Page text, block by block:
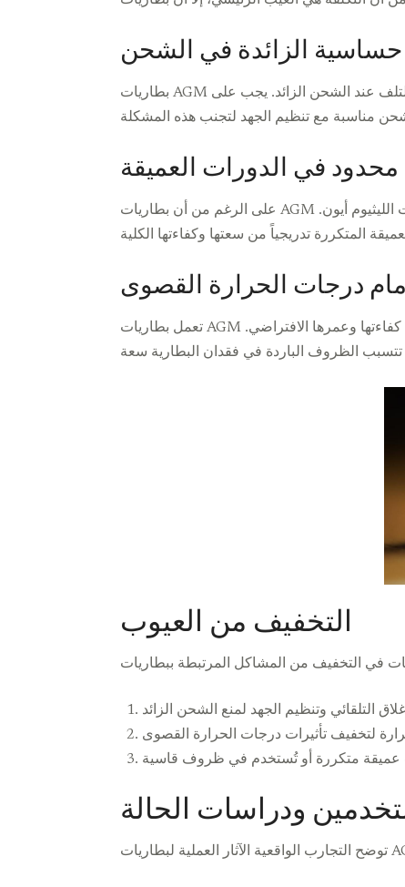
حساسية الزائدة في الشحن
بطاريات AGM حساسة للشحن الزائد، مما يمكن أن يقلل بشكل كبير من عمرها الافتراضي. بسبب تصميمها، هي أكثر عرضة للسخونة والتلف عند الشحن الزائد. يجب على
محدود في الدورات العميقة
على الرغم من أن بطاريات AGM قادرة على الدورات العميقة، إلا أنها ليست قوية في هذه الوظيفة مقارنة ببعض أنواع البطاريات الأخرى، مثل بطاريات الليثيوم أيون.
درجات الحرارة القصوى
تعمل بطاريات AGM بشكل أفضل في درجات الحرارة المعتدلة. هي معرضة لكل من الحرارة الشديدة والبرد الشديد، مما يمكن أن يؤثر على كفاءتها وعمرها الافتراضي.
التخفيف من العيوب
ودراسات الحالة